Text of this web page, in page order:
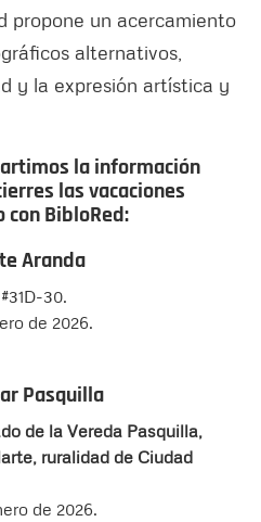
propone un acercamiento
alternativos,
y la expresión artística y
la información
las vacaciones
con BibloRed:
Aranda
30.
de 2026.
Pasquilla
de la Vereda Pasquilla,
ruralidad de Ciudad
de 2026.